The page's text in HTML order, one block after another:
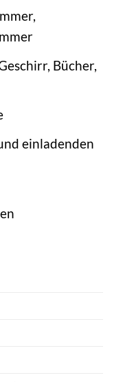
Bücher,
einladenden